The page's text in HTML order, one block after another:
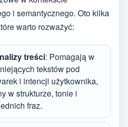
i semantycznego. Oto kilka
warto rozważyć:
treści: Pomagają w
tekstów pod
i intencji użytkownika,
w strukturze, tonie i
fraz.